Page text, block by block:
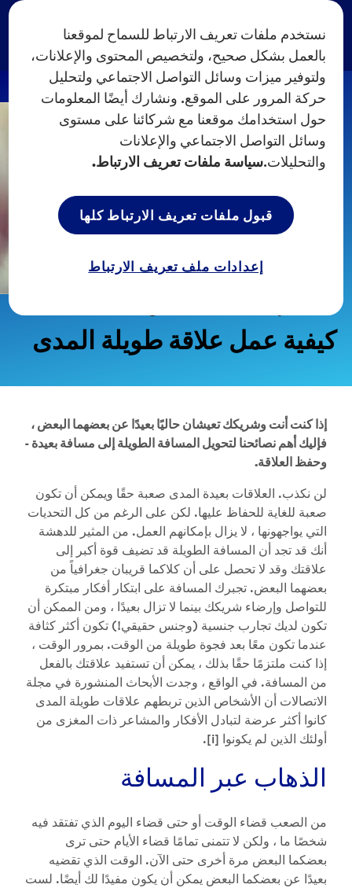
كيفية عمل علاقة طويلة المدى
إذا كنت أنت وشريكك تعيشان حاليًا بعيدًا عن بعضهما البعض ،
فإليك أهم نصائحنا لتحويل المسافة الطويلة إلى مسافة بعيدة -
وحفظ العلاقة.
لن نكذب. العلاقات بعيدة المدى صعبة حقًا ويمكن أن تكون
صعبة للغاية للحفاظ عليها. لكن على الرغم من كل التحديات
التي يواجهونها ، لا يزال بإمكانهم العمل. من المثير للدهشة
أنك قد تجد أن المسافة الطويلة قد تضيف قوة أكبر إلى
علاقتك وقد لا تحصل على أن كلاكما قريبان جغرافياً من
بعضهما البعض. تجبرك المسافة على ابتكار أفكار مبتكرة
للتواصل وإرضاء شريكك بينما لا تزال بعيدًا ، ومن الممكن أن
تكون لديك تجارب جنسية (وجنس حقيقي!) تكون أكثر كثافة
عندما تكون معًا بعد فجوة طويلة من الوقت. بمرور الوقت ،
إذا كنت ملتزمًا حقًا بذلك ، يمكن أن تستفيد علاقتك بالفعل
من المسافة. في الواقع ، وجدت الأبحاث المنشورة في مجلة
الاتصالات أن الأشخاص الذين تربطهم علاقات طويلة المدى
كانوا أكثر عرضة لتبادل الأفكار والمشاعر ذات المغزى من
أولئك الذين لم يكونوا [i].
الذهاب عبر المسافة
من الصعب قضاء الوقت أو حتى قضاء اليوم الذي تفتقد فيه
شخصًا ما ، ولكن لا تتمنى تمامًا قضاء الأيام حتى ترى
بعضكما البعض مرة أخرى حتى الآن. الوقت الذي تقضيه
بعيدًا عن بعضكما البعض يمكن أن يكون مفيدًا لك أيضًا. لست
نستخدم ملفات تعريف الارتباط للسماح لموقعنا
بالعمل بشكل صحيح، ولتخصيص المحتوى والإعلانات،
ولتوفير ميزات وسائل التواصل الاجتماعي ولتحليل
حركة المرور على الموقع. ونشارك أيضًا المعلومات
حول استخدامك موقعنا مع شركائنا على مستوى
وسائل التواصل الاجتماعي والإعلانات
والتحليلات.سياسة ملفات تعريف الارتباط.
إعدادات ملف تعريف الارتباط
قبول ملفات تعريف الارتباط كلها